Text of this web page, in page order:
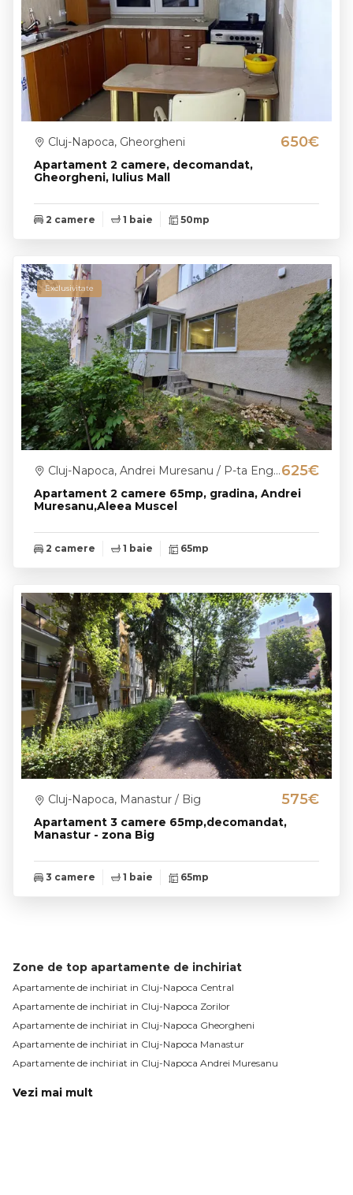
Apartament 2 camere, decomandat,
Gheorgheni, Iulius Mall
Cluj-Napoca, Gheorgheni 650€
2 camere 1 baie 50mp
Exclusivitate
Apartament 2 camere 65mp, gradina, Andrei
Muresanu,Aleea Muscel
Cluj-Napoca, Andrei Muresanu / P-ta Engels 625€
2 camere 1 baie 65mp
Apartament 3 camere 65mp,decomandat,
Manastur - zona Big
Cluj-Napoca, Manastur / Big 575€
3 camere 1 baie 65mp
Zone de top apartamente de inchiriat
Apartamente de inchiriat in Cluj-Napoca Central
Apartamente de inchiriat in Cluj-Napoca Zorilor
Apartamente de inchiriat in Cluj-Napoca Gheorgheni
Apartamente de inchiriat in Cluj-Napoca Manastur
Apartamente de inchiriat in Cluj-Napoca Andrei Muresanu
Vezi mai mult